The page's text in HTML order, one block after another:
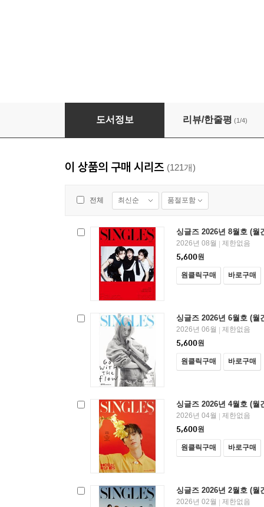
싱글즈 2020년 8월호 (월간)
도서정보 리뷰/한줄평 (1/4)
이 상품의 구매 시리즈 (121개)
전체 최신순 품절포함
싱글즈 2026년 8월호 (월
2026년 08월 | 제한없음
5,600원
원클릭구매 바로구매
싱글즈 2026년 6월호 (월
2026년 06월 | 제한없음
5,600원
원클릭구매 바로구매
싱글즈 2026년 4월호 (월
2026년 04월 | 제한없음
5,600원
원클릭구매 바로구매
싱글즈 2026년 2월호 (월
2026년 02월 | 제한없음